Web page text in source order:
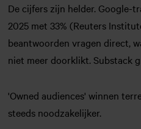
De cijfers zijn helder. Google-
2025 met 33% (Reuters
beantwoorden vragen direct,
niet meer doorklikt. Substack
'Owned audiences' winnen
steeds noodzakelijker.